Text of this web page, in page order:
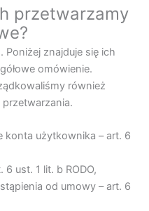
przetwarzamy
Poniżej znajduje się ich
omówienie.
również
konta użytkownika – art. 6
6 ust. 1 lit. b RODO,
od umowy – art. 6